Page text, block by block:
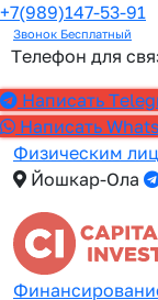
+7(989)147-53-91
Звонок Бесплатный
Телефон для
Написать
Написать
Физическим
Йошкар-Ола